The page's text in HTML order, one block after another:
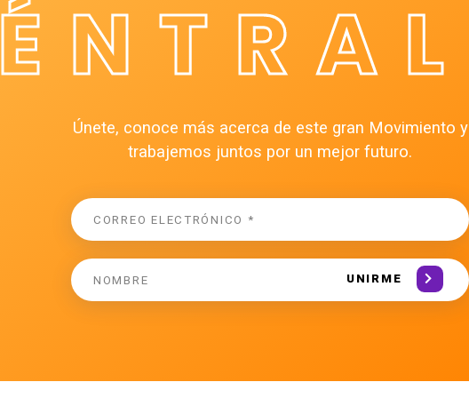
Únete, conoce más acerca de este gran Movimiento y
trabajemos juntos por un mejor futuro.
UNIRME